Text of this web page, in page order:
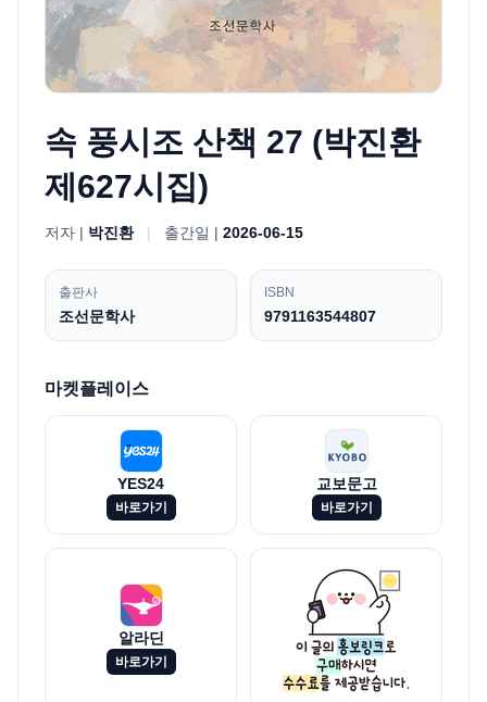
속 풍시조 산책 27 (박진환
제627시집)
저자 | 박진환 | 출간일 | 2026-06-15
출판사
조선문학사
ISBN
9791163544807
마켓플레이스
YES24
바로가기
교보문고
바로가기
알라딘
바로가기